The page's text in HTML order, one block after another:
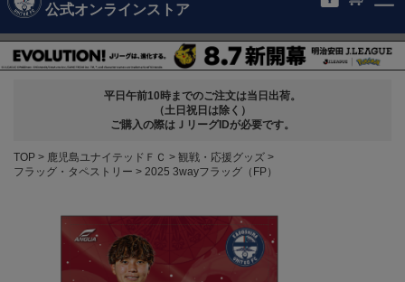
公式オンラインストア
平日午前10時までのご注文は当日出荷。
（土日祝日は除く）
ご購入の際はＪリーグIDが必要です。
TOP 鹿児島ユナイテッドＦＣ
観戦・応援グッズ
フラッグ・タペストリー
2025 3wayフラッグ（FP）